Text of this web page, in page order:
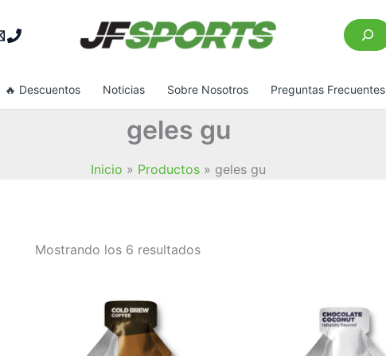
Buscar
🔥 Descuentos Noticias Sobre Nosotros Preguntas Frecuentes
geles gu
Inicio Productos geles gu
Mostrando los 6 resultadosOrdenado